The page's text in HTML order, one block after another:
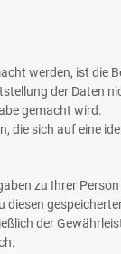
werden, ist die
der Daten
gemacht wird.
die sich auf eine
zu Ihrer
der